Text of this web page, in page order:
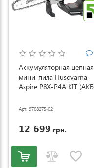
Аккумуляторная цепная
мини-пила Husqvarna
Aspire P8X-P4A KIT (АКБ
Арт: 9708275-02
12 699 грн.